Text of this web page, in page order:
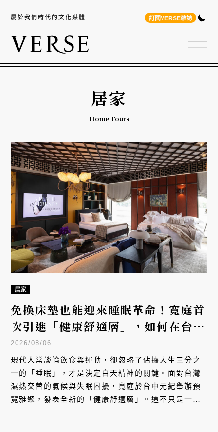
屬於我們時代的文化媒體 訂閱VERSE雜誌
居家
Home Tours
居家
免換床墊也能迎來睡眠革命！寬庭首
次引進「健康舒適層」，如何在台灣
潮濕氣候裡接住每一位失眠者的身
心？
2026/08/06
現代人常談論飲食與運動，卻忽略了佔據人生三分之
一的「睡眠」，才是決定白天精神的關鍵。面對台灣
濕熱交替的氣候與失眠困擾，寬庭於台中元紀舉辦預
覽雅聚，發表全新的「健康舒適層」。這不只是一件